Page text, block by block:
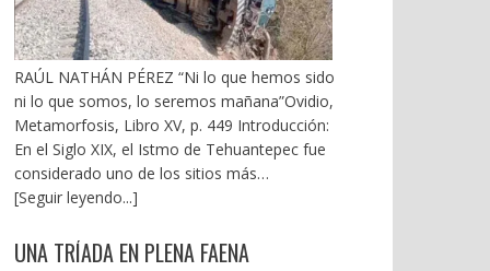
RAÚL NATHÁN PÉREZ “Ni lo que hemos sido
ni lo que somos, lo seremos mañana”Ovidio,
Metamorfosis, Libro XV, p. 449 Introducción:
En el Siglo XIX, el Istmo de Tehuantepec fue
considerado uno de los sitios más
estratégicos a nivel mundial. En la mira de los
emanados del PRI iniciaron una serie de
[Seguir leyendo...]
UNA TRÍADA EN PLENA FAENA